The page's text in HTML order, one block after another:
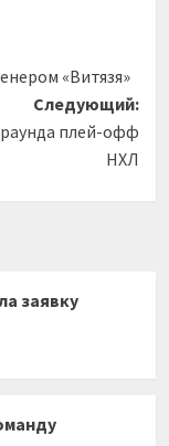
«Витязя»
Следующий:
плей-офф
НХЛ
заявку